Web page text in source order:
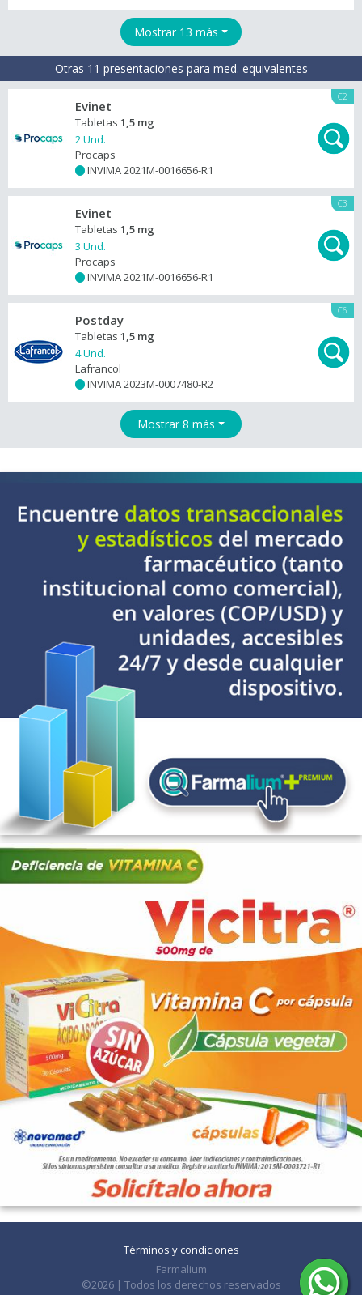
Mostrar 13 más
Otras 11 presentaciones para med. equivalentes
C2
Evinet
Tabletas 1,5 mg
2 Und.
Procaps
INVIMA 2021M-0016656-R1
C3
Evinet
Tabletas 1,5 mg
3 Und.
Procaps
INVIMA 2021M-0016656-R1
C6
Postday
Tabletas 1,5 mg
4 Und.
Lafrancol
INVIMA 2023M-0007480-R2
Mostrar 8 más
Términos y condiciones
Farmalium
©2026 | Todos los derechos reservados